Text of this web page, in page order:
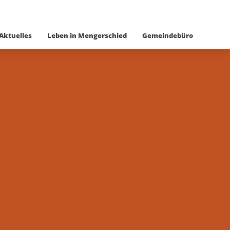
Leben in Mengerschied Gemeindebüro